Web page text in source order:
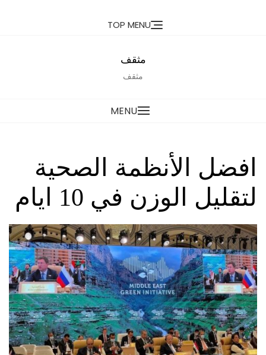
TOP MENU
مثقف
مثقف
MENU
افضل الأنظمة الصحية
لتقليل الوزن في 10 ايام